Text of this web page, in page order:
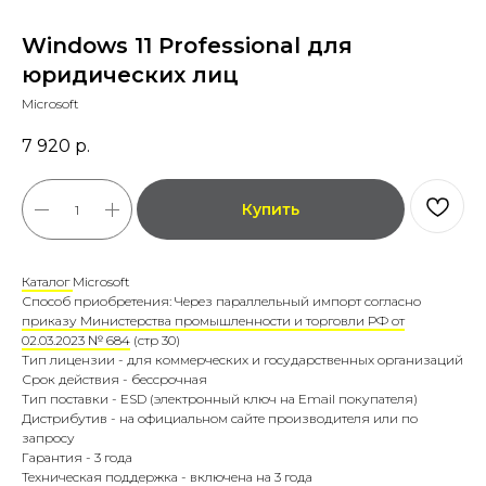
Windows 11 Professional для
юридических лиц
Microsoft
7 920 р.
Купить
Каталог Microsoft
Способ приобретения: Через параллельный импорт согласно
приказу Министерства промышленности и торговли РФ от
02.03.2023 № 684 (стр 30)
Тип лицензии - для коммерческих и государственных организаций
Срок действия - бессрочная
Тип поставки - ESD (электронный ключ на Email покупателя)
Дистрибутив - на официальном сайте производителя или по
запросу
Гарантия - 3 года
Техническая поддержка - включена на 3 года